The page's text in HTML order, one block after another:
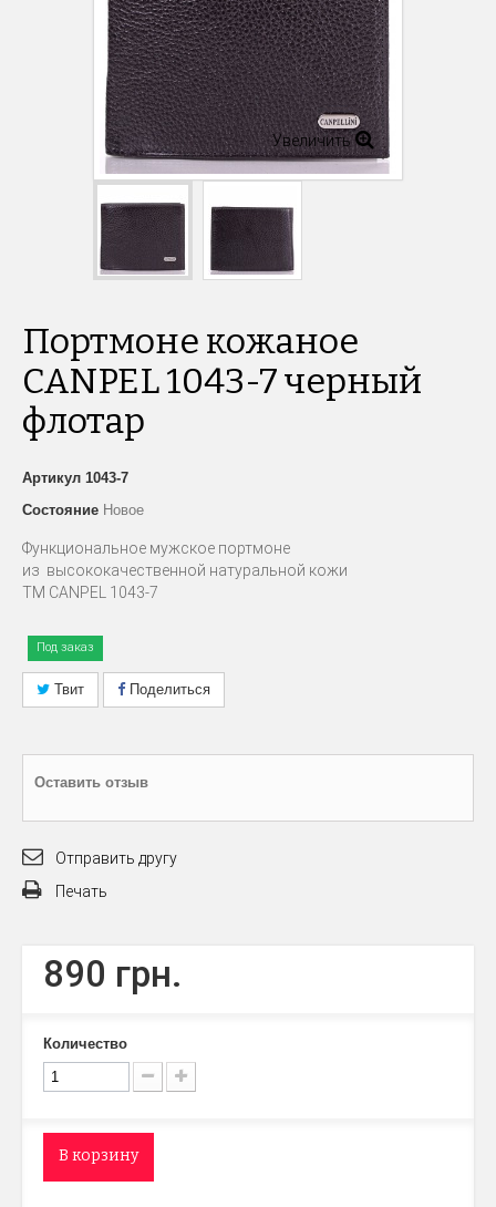
Увеличить
Портмоне кожаное
CANPEL 1043-7 черный
флотар
Артикул 1043-7
Состояние Новое
Функциональное мужское портмоне
из высококачественной натуральной кожи
ТМ CANPEL 1043-7
Под заказ
Твит Поделиться
Оставить отзыв
Отправить другу
Печать
890 грн.
Количество
В корзину